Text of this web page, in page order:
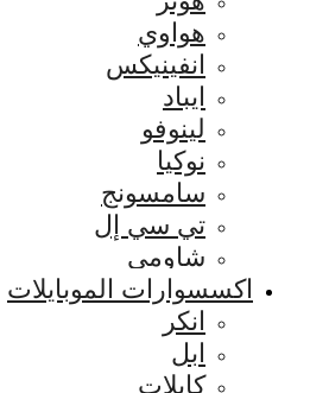
هواوي
انفينيكس
ايباد
لينوفو
نوكيا
سامسونج
تي سي إل
شاومي
اكسسوارات الموبايلات
انكر
ابل
كابلات